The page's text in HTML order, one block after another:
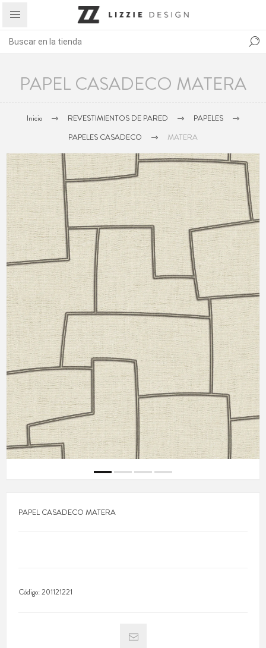
PAPEL CASADECO MATERA
Inicio REVESTIMIENTOS DE PARED
PAPELES
PAPELES CASADECO
MATERA
PAPEL CASADECO MATERA
Código:201121221